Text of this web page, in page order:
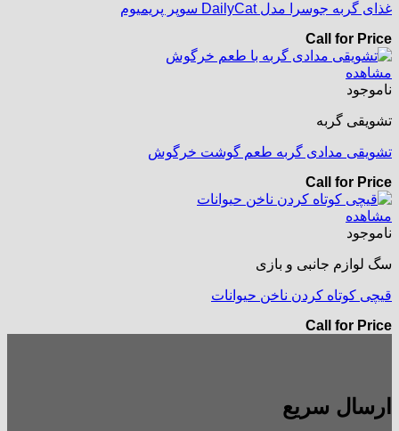
غذای گربه جوسرا مدل DailyCat سوپر پریمیوم
Call for Price
مشاهده
ناموجود
تشویقی گربه
تشویقی مدادی گربه طعم گوشت خرگوش
Call for Price
مشاهده
ناموجود
سگ لوازم جانبی و بازی
قیچی کوتاه کردن ناخن حیوانات
Call for Price
ارسال سریع